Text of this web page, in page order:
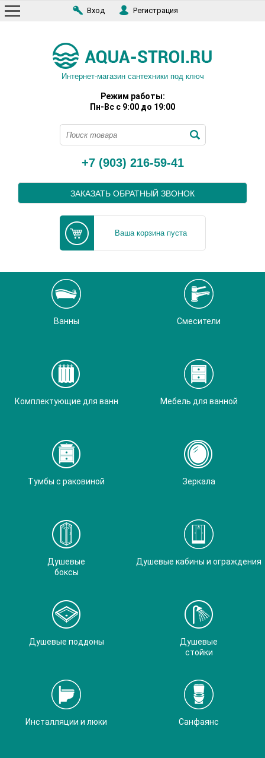
Вход Регистрация
Интернет-магазин сантехники под ключ
Режим работы:
Пн-Вс с 9:00 до 19:00
+7 (903) 216-59-41
ЗАКАЗАТЬ ОБРАТНЫЙ ЗВОНОК
Ваша корзина пуста
Ванны Смесители
Комплектующие для ванн Мебель для ванной
Тумбы с раковиной Зеркала
Душевые
боксы
Душевые кабины и ограждения
Душевые поддоны
Душевые
стойки
Инсталляции и люки Санфаянс